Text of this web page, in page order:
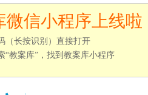
微信小程序上线啦
（长按识别）直接打开
“教案库”，找到教案库小程序